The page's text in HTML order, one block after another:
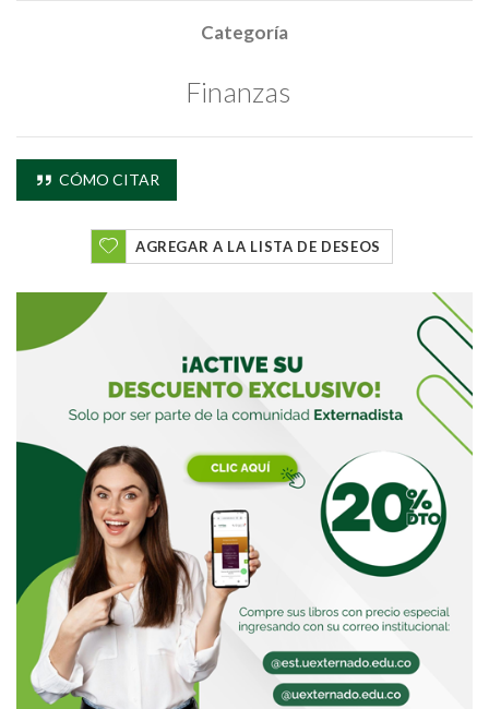
Buscar
Buscar
Categoría
Finanzas
CÓMO CITAR
AGREGAR A LA LISTA DE DESEOS